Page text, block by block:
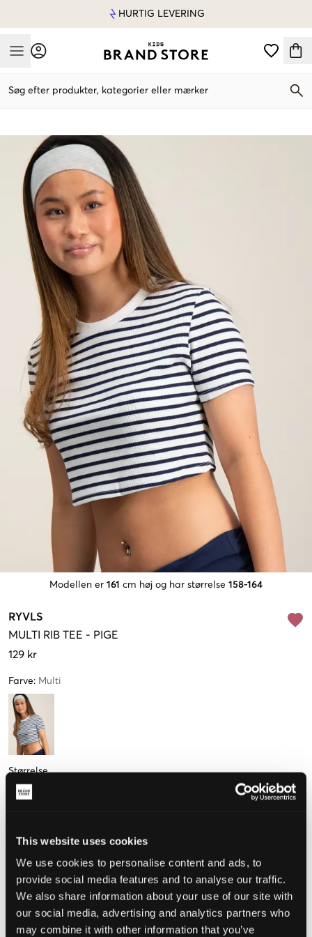
This website uses cookies
We use cookies to personalise content and ads, to
provide social media features and to analyse our traffic.
We also share information about your use of our site with
our social media, advertising and analytics partners who
may combine it with other information that you’ve
HURTIG LEVERING
Mobile Menu
Søg efter produkter, kategorier eller mærker
Modellen er 161 cm høj og har størrelse 158-164
RYVLS
MULTI
RIB TEE - PIGE
129 kr
Farve: Multi
Størrelse
134-140
Opfattet størrelse
STØRRELSESGUIDE